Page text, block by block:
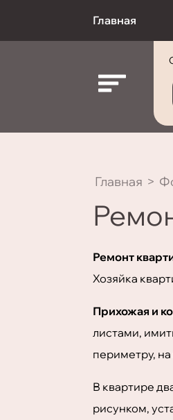
Главная
Главная >
Ремонт
Хозяйка
Прихожая и
листами,
периметру,
В квартире
рисунком,